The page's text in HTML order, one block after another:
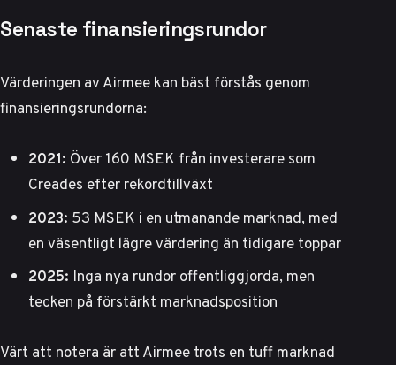
Senaste finansieringsrundor
Värderingen av Airmee kan bäst förstås genom
finansieringsrundorna:
2021: Över 160 MSEK från investerare som
Creades efter rekordtillväxt
2023: 53 MSEK i en utmanande marknad, med
en väsentligt lägre värdering än tidigare toppar
2025: Inga nya rundor offentliggjorda, men
tecken på förstärkt marknadsposition
Värt att notera är att Airmee trots en tuff marknad